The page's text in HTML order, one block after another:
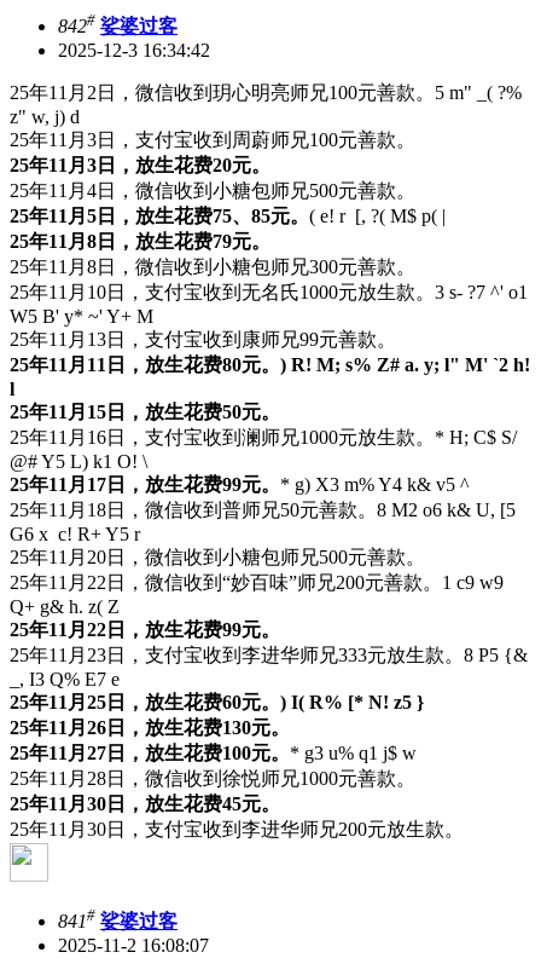
842# 娑婆过客
2025-12-3 16:34:42
25年11月2日，微信收到玥心明亮师兄100元善款。 5 m" _( ?%
z" w, j) d
25年11月3日，支付宝收到周蔚师兄100元善款。
25年11月3日，放生花费20元。
25年11月4日，微信收到小糖包师兄500元善款。
25年11月5日，放生花费75、85元。 ( e! r [, ?( M$ p( |
25年11月8日，放生花费79元。
25年11月8日，微信收到小糖包师兄300元善款。
25年11月10日，支付宝收到无名氏1000元放生款。 3 s- ?7 ^' o1
W5 B' y* ~' Y+ M
25年11月13日，支付宝收到康师兄99元善款。
25年11月11日，放生花费80元。 ) R! M; s% Z# a. y; l" M' `2 h!
l
25年11月15日，放生花费50元。
25年11月16日，支付宝收到澜师兄1000元放生款。 * H; C$ S/
@# Y5 L) k1 O! \
25年11月17日，放生花费99元。 * g) X3 m% Y4 k& v5 ^
25年11月18日，微信收到普师兄50元善款。 8 M2 o6 k& U, [5
G6 x c! R+ Y5 r
25年11月20日，微信收到小糖包师兄500元善款。
25年11月22日，微信收到“妙百味”师兄200元善款。 1 c9 w9
Q+ g& h. z( Z
25年11月22日，放生花费99元。
25年11月23日，支付宝收到李进华师兄333元放生款。 8 P5 {&
_, I3 Q% E7 e
25年11月25日，放生花费60元。 ) I( R% [* N! z5 }
25年11月26日，放生花费130元。
25年11月27日，放生花费100元。 * g3 u% q1 j$ w
25年11月28日，微信收到徐悦师兄1000元善款。
25年11月30日，放生花费45元。
25年11月30日，支付宝收到李进华师兄200元放生款。
841# 娑婆过客
2025-11-2 16:08:07